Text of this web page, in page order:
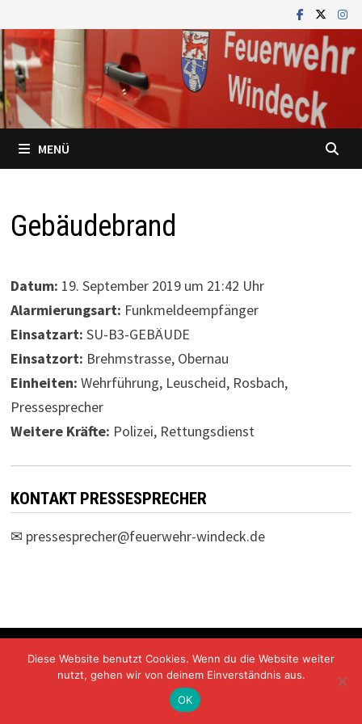
Inhalt
springen
MENÜ
Gebäudebrand
Datum: 19. September 2019 um 21:42 Uhr
Alarmierungsart: Funkmeldeempfänger
Einsatzart: SU-B3-GEBÄUDE
Einsatzort: Brehmstrasse, Obernau
Einheiten: Wehrführung, Leuscheid, Rosbach,
Pressesprecher
Weitere Kräfte: Polizei, Rettungsdienst
KONTAKT PRESSESPRECHER
✉ pressesprecher@feuerwehr-windeck.de
Freiwillige Feuerwehr Windeck Mit Stolz präsentiert von
WordPressundBam.
Diese Website benutzt Cookies. Wenn du die Website weiter
nutzt, gehen wir von deinem Einverständnis aus.
OK